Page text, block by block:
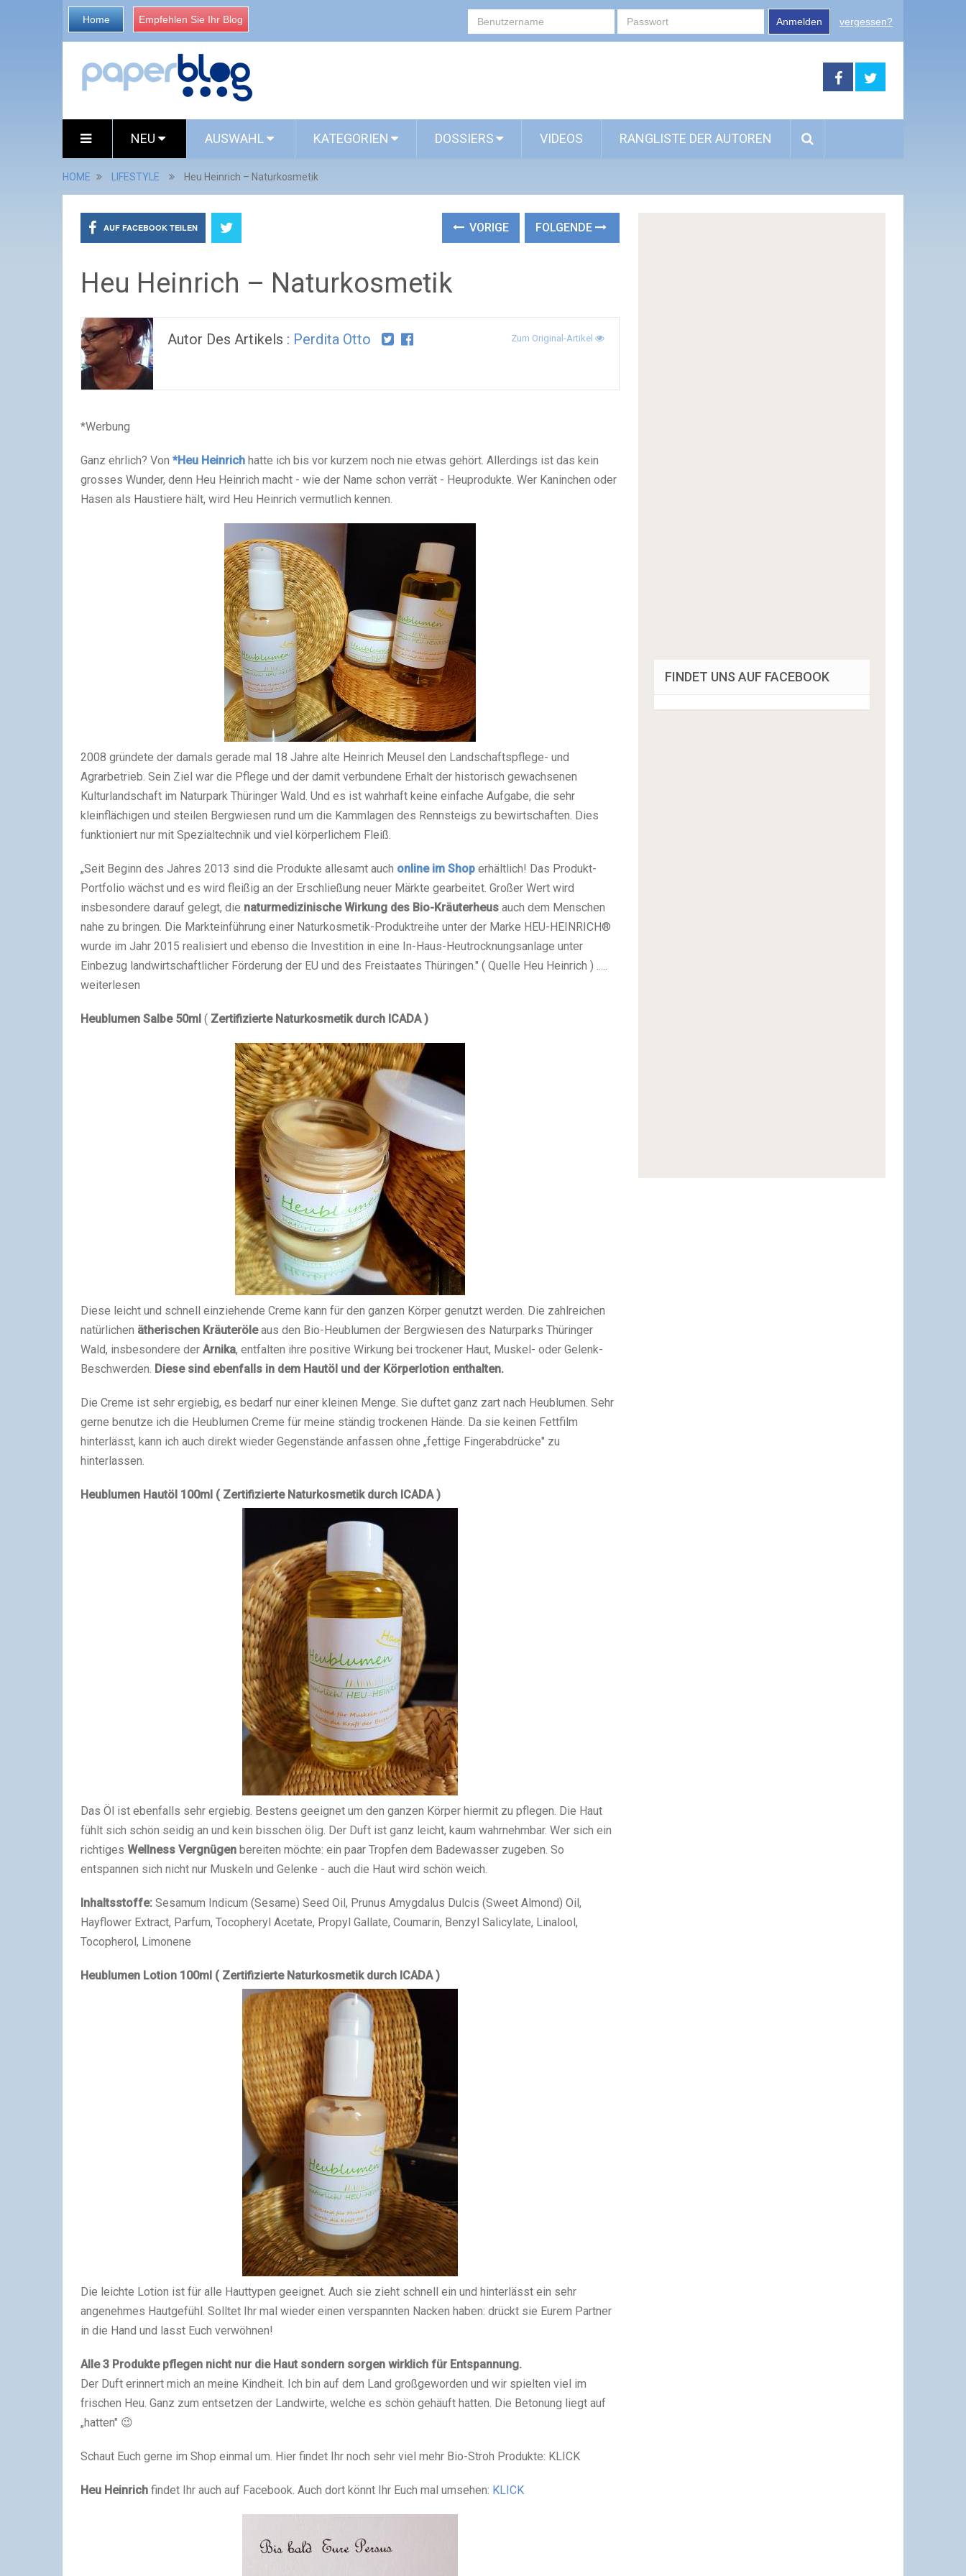
Home Empfehlen Sie Ihr Blog Anmelden vergessen?
NEU AUSWAHL KATEGORIEN DOSSIERS VIDEOS RANGLISTE DER AUTOREN
HOME LIFESTYLE Heu Heinrich – Naturkosmetik
AUF FACEBOOK TEILEN VORIGE FOLGENDE
Heu Heinrich – Naturkosmetik
Autor Des Artikels : Perdita Otto Zum Original-Artikel
*Werbung
Ganz ehrlich? Von *Heu Heinrich hatte ich bis vor kurzem noch nie etwas gehört. Allerdings ist das kein
grosses Wunder, denn Heu Heinrich macht - wie der Name schon verrät - Heuprodukte. Wer Kaninchen oder
Hasen als Haustiere hält, wird Heu Heinrich vermutlich kennen.
2008 gründete der damals gerade mal 18 Jahre alte Heinrich Meusel den Landschaftspflege- und
Agrarbetrieb. Sein Ziel war die Pflege und der damit verbundene Erhalt der historisch gewachsenen
Kulturlandschaft im Naturpark Thüringer Wald. Und es ist wahrhaft keine einfache Aufgabe, die sehr
kleinflächigen und steilen Bergwiesen rund um die Kammlagen des Rennsteigs zu bewirtschaften. Dies
funktioniert nur mit Spezialtechnik und viel körperlichem Fleiß.
„Seit Beginn des Jahres 2013 sind die Produkte allesamt auch online im Shop erhältlich! Das Produkt-
Portfolio wächst und es wird fleißig an der Erschließung neuer Märkte gearbeitet. Großer Wert wird
insbesondere darauf gelegt, die naturmedizinische Wirkung des Bio-Kräuterheus auch dem Menschen
nahe zu bringen. Die Markteinführung einer Naturkosmetik-Produktreihe unter der Marke HEU-HEINRICH®
wurde im Jahr 2015 realisiert und ebenso die Investition in eine In-Haus-Heutrocknungsanlage unter
Einbezug landwirtschaftlicher Förderung der EU und des Freistaates Thüringen." ( Quelle Heu Heinrich ) .....
weiterlesen
Heublumen Salbe 50ml ( Zertifizierte Naturkosmetik durch ICADA )
Diese leicht und schnell einziehende Creme kann für den ganzen Körper genutzt werden. Die zahlreichen
natürlichen ätherischen Kräuteröleaus den Bio-Heublumen der Bergwiesen des Naturparks Thüringer
Wald, insbesondere der Arnika, entfalten ihre positive Wirkung bei trockener Haut, Muskel- oder Gelenk-
Beschwerden. Diese sind ebenfalls in dem Hautöl und der Körperlotion enthalten.
Die Creme ist sehr ergiebig, es bedarf nur einer kleinen Menge. Sie duftet ganz zart nach Heublumen. Sehr
gerne benutze ich die Heublumen Creme für meine ständig trockenen Hände. Da sie keinen Fettfilm
hinterlässt, kann ich auch direkt wieder Gegenstände anfassen ohne „fettige Fingerabdrücke" zu
hinterlassen.
Heublumen Hautöl 100ml ( Zertifizierte Naturkosmetik durch ICADA )
Das Öl ist ebenfalls sehr ergiebig. Bestens geeignet um den ganzen Körper hiermit zu pflegen. Die Haut
fühlt sich schön seidig an und kein bisschen ölig. Der Duft ist ganz leicht, kaum wahrnehmbar. Wer sich ein
richtiges Wellness Vergnügen bereiten möchte: ein paar Tropfen dem Badewasser zugeben. So
entspannen sich nicht nur Muskeln und Gelenke - auch die Haut wird schön weich.
Inhaltsstoffe: Sesamum Indicum (Sesame) Seed Oil, Prunus Amygdalus Dulcis (Sweet Almond) Oil,
Hayflower Extract, Parfum, Tocopheryl Acetate, Propyl Gallate, Coumarin, Benzyl Salicylate, Linalool,
Tocopherol, Limonene
Heublumen Lotion 100ml ( Zertifizierte Naturkosmetik durch ICADA )
Die leichte Lotion ist für alle Hauttypen geeignet. Auch sie zieht schnell ein und hinterlässt ein sehr
angenehmes Hautgefühl. Solltet Ihr mal wieder einen verspannten Nacken haben: drückt sie Eurem Partner
in die Hand und lasst Euch verwöhnen!
Alle 3 Produkte pflegen nicht nur die Haut sondern sorgen wirklich für Entspannung.
Der Duft erinnert mich an meine Kindheit. Ich bin auf dem Land großgeworden und wir spielten viel im
frischen Heu. Ganz zum entsetzen der Landwirte, welche es schön gehäuft hatten. Die Betonung liegt auf
„hatten" 😉
Schaut Euch gerne im Shop einmal um. Hier findet Ihr noch sehr viel mehr Bio-Stroh Produkte: KLICK
Heu Heinrich findet Ihr auch auf Facebook. Auch dort könnt Ihr Euch mal umsehen: KLICK
FINDET UNS AUF FACEBOOK